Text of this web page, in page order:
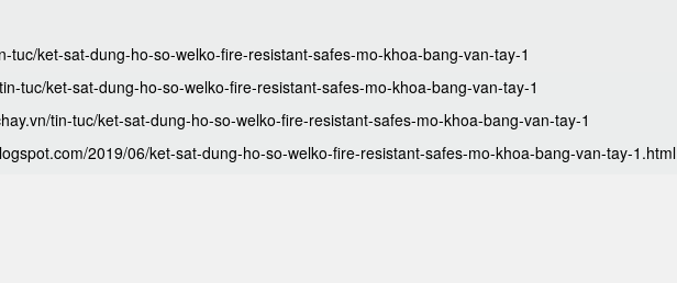
tuc/ket-sat-dung-ho-so-welko-fire-resistant-safes-mo-khoa-bang-van-tay-1
tuc/ket-sat-dung-ho-so-welko-fire-resistant-safes-mo-khoa-bang-van-tay-1
tin-tuc/ket-sat-dung-ho-so-welko-fire-resistant-safes-mo-khoa-bang-van-tay-1
2019/06/ket-sat-dung-ho-so-welko-fire-resistant-safes-mo-khoa-bang-van-tay-1.html